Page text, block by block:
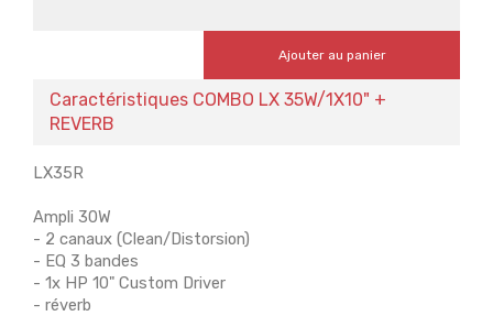
Ajouter au panier
Caractéristiques COMBO LX 35W/1X10" +
REVERB
LX35R
Ampli 30W
- 2 canaux (Clean/Distorsion)
- EQ 3 bandes
- 1x HP 10" Custom Driver
- réverb